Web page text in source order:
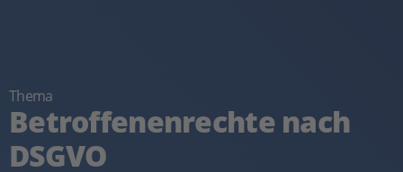
Thema
Betroffenenrechte nach
DSGVO